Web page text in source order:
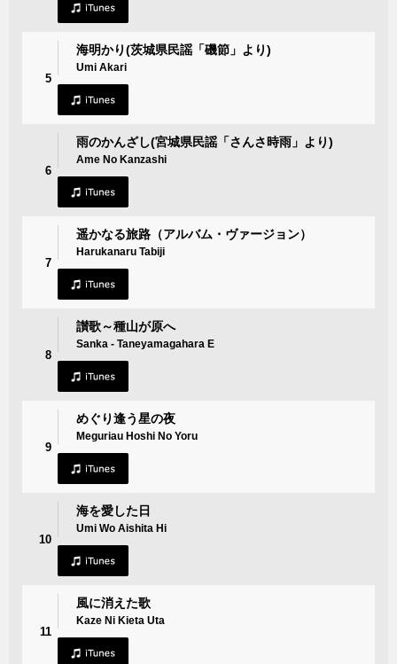
5
海明かり(茨城県民謡「磯節」より)
Umi Akari
6
雨のかんざし(宮城県民謡「さんさ時雨」より)
Ame No Kanzashi
7
遥かなる旅路（アルバム・ヴァージョン）
Harukanaru Tabiji
8
讃歌～種山が原へ
Sanka - Taneyamagahara E
9
めぐり逢う星の夜
Meguriau Hoshi No Yoru
10
海を愛した日
Umi Wo Aishita Hi
11
風に消えた歌
Kaze Ni Kieta Uta